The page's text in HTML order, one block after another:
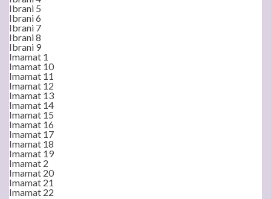
Ibrani 5
Ibrani 6
Ibrani 7
Ibrani 8
Ibrani 9
Imamat 1
Imamat 10
Imamat 11
Imamat 12
Imamat 13
Imamat 14
Imamat 15
Imamat 16
Imamat 17
Imamat 18
Imamat 19
Imamat 2
Imamat 20
Imamat 21
Imamat 22